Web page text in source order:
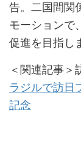
告。二国間関
モーションで
促進を目指し
＜関連記事＞
ラジルで訪
記念